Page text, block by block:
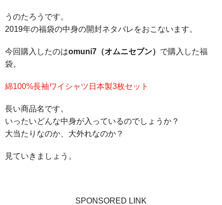
うのたろうです。
2019年の福袋の中身の開封ネタバレをおこないます。
今回購入したのはomuni7（オムニセブン） で購入した福
袋。
綿100%長袖ワイシャツ日本製3枚セット
長い商品名です。
いったいどんな中身が入っているのでしょうか？
大当たりなのか、大外れなのか？
見ていきましょう。
SPONSORED LINK